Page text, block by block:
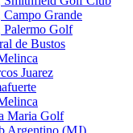
Grande
Palermo Golf
de Bustos
Juarez
Maria Golf
Argentino (MJ)